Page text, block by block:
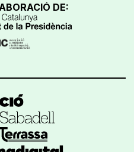
DE: